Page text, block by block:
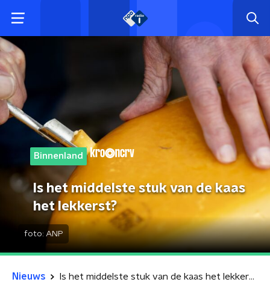
Binnenland
Is het middelste stuk van de kaas
het lekkerst?
foto: ANP
Nieuws Is het middelste stuk van de kaas het lekkerst?